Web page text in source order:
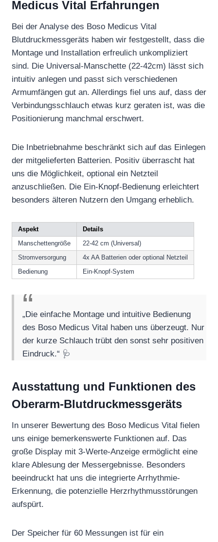
Medicus Vital Erfahrungen
Bei der Analyse des Boso Medicus Vital
Blutdruckmessgeräts haben wir festgestellt, dass die
Montage und Installation erfreulich unkompliziert
sind. Die Universal-Manschette (22-42cm) lässt sich
intuitiv anlegen und passt sich verschiedenen
Armumfängen gut an. Allerdings fiel uns auf, dass der
Verbindungsschlauch etwas kurz geraten ist, was die
Positionierung manchmal erschwert.
Die Inbetriebnahme beschränkt sich auf das Einlegen
der mitgelieferten Batterien. Positiv überrascht hat
uns die Möglichkeit, optional ein Netzteil
anzuschließen. Die Ein-Knopf-Bedienung erleichtert
besonders älteren Nutzern den Umgang erheblich.
Aspekt
Details
Manschettengröße
22-42 cm (Universal)
Stromversorgung
4x AA Batterien oder optional Netzteil
Bedienung
Ein-Knopf-System
„Die einfache Montage und intuitive Bedienung
des Boso Medicus Vital haben uns überzeugt. Nur
der kurze Schlauch trübt den sonst sehr positiven
Eindruck.“ 🩺
Ausstattung und Funktionen des
Oberarm-Blutdruckmessgeräts
In unserer Bewertung des Boso Medicus Vital fielen
uns einige bemerkenswerte Funktionen auf. Das
große Display mit 3-Werte-Anzeige ermöglicht eine
klare Ablesung der Messergebnisse. Besonders
beeindruckt hat uns die integrierte Arrhythmie-
Erkennung, die potenzielle Herzrhythmusstörungen
aufspürt.
Der Speicher für 60 Messungen ist für ein